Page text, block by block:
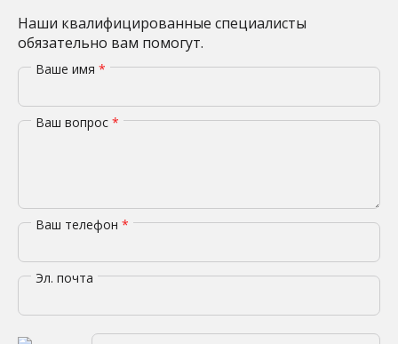
Наши квалифицированные специалисты
обязательно вам помогут.
Ваше имя *
Ваш вопрос *
Ваш телефон *
Эл. почта